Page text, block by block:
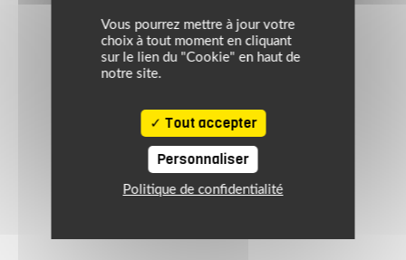
Vous pourrez mettre à jour votre
choix à tout moment en cliquant
sur le lien du "Cookie" en haut de
notre site.
Tout accepter
Personnaliser
Politique de confidentialité